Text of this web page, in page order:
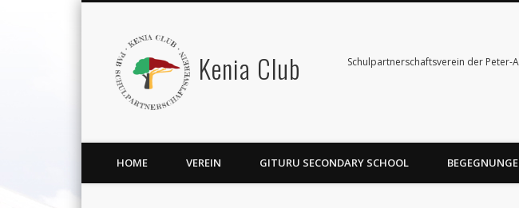
Kenia Club Schulpartnerschaftsverein der Peter-
HOME VEREIN GITURU SECONDARY SCHOOL